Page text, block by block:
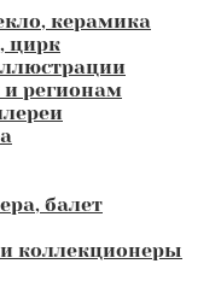
керамика
цирк
регионам
балет
коллекционеры